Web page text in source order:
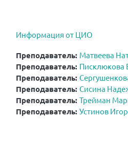
Информация от ЦИО
Преподаватель: Матвеева
Преподаватель: Писклюкова
Преподаватель:
Преподаватель: Сисина
Преподаватель: Трейман
Преподаватель: Устинов